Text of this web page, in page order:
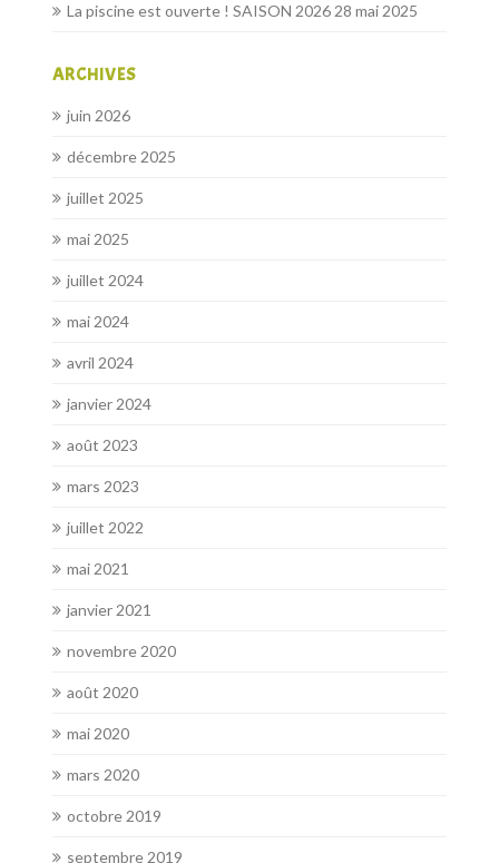
La piscine est ouverte ! SAISON 2026 28 mai 2025
ARCHIVES
juin 2026
décembre 2025
juillet 2025
mai 2025
juillet 2024
mai 2024
avril 2024
janvier 2024
août 2023
mars 2023
juillet 2022
mai 2021
janvier 2021
novembre 2020
août 2020
mai 2020
mars 2020
octobre 2019
septembre 2019